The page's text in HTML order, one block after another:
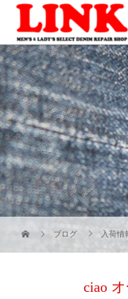
ブログ 入荷情
ciao